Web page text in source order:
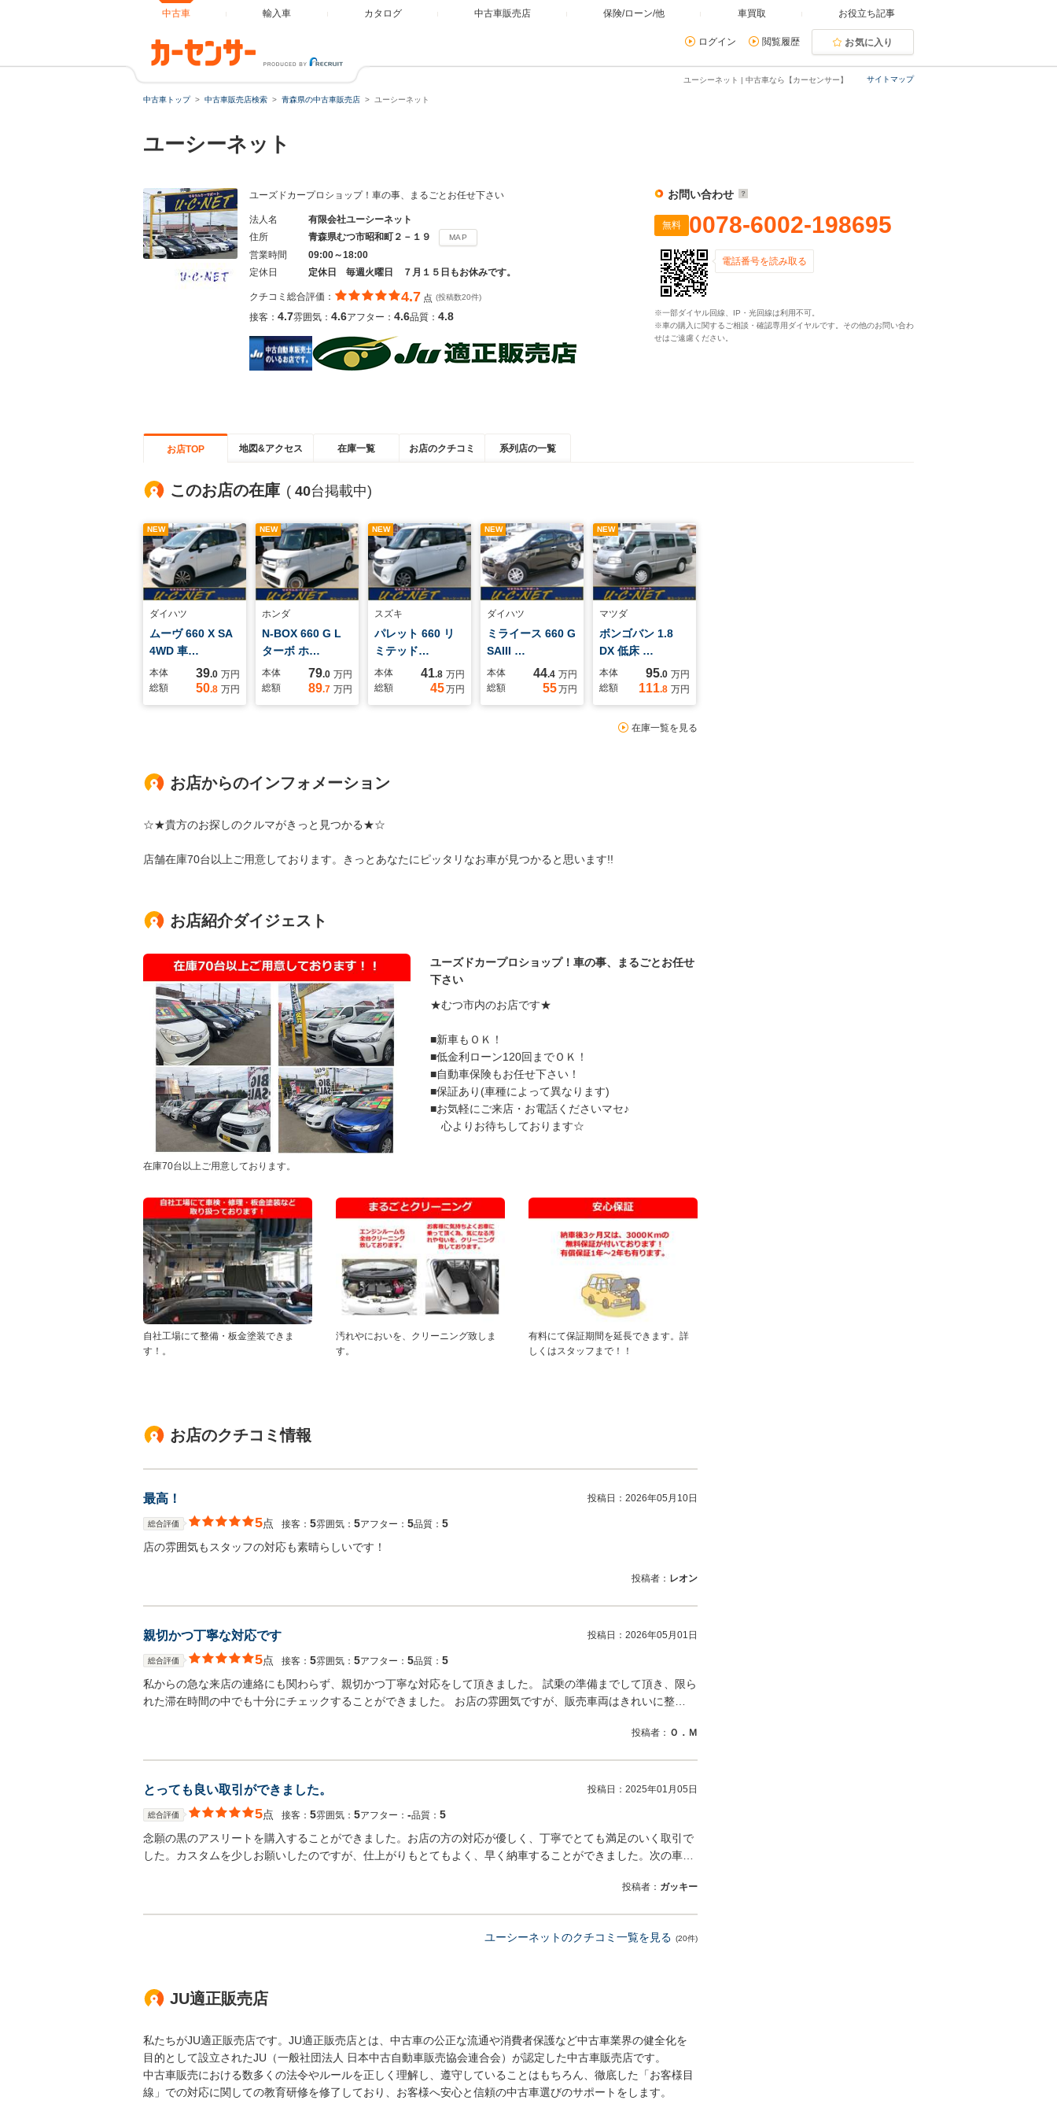
中古車 輸入車 カタログ 中古車販売店 保険/ローン/他 車買取 お役立ち記事
ログイン 閲覧履歴 お気に入り
サイトマップ
ユーシーネット | 中古車なら【カーセンサー】
中古車トップ 中古車販売店検索 青森県の中古車販売店 ユーシーネット
ユーシーネット
ユーズドカープロショップ！車の事、まるごとお任せ下さい
法人名
有限会社ユーシーネット
住所
青森県むつ市昭和町２－１９ MAP
営業時間
09:00～18:00
定休日
定休日 毎週火曜日 ７月１５日もお休みです。
クチコミ総合評価： 4.7 点 (投稿数20件)
接客： 4.7雰囲気： 4.6アフター： 4.6品質： 4.8
お問い合わせ
無料 0078-6002-198695
電話番号を読み取る
※一部ダイヤル回線、IP・光回線は利用不可。
※車の購入に関するご相談・確認専用ダイヤルです。その他のお問い合わ
せはご遠慮ください。
お店TOP 地図&アクセス 在庫一覧 お店のクチコミ 系列店の一覧
このお店の在庫 ( 40台掲載中)
NEW
ダイハツ
ムーヴ 660 X SA
4WD 車…
本体 39.0 万円
総額
50.8 万円
NEW
ホンダ
N-BOX 660 G L
ターボ ホ…
本体 79.0 万円
総額
89.7 万円
NEW
スズキ
パレット 660 リ
ミテッド…
本体 41.8 万円
総額
45万円
NEW
ダイハツ
ミライース 660 G
SAIII …
本体 44.4 万円
総額
55万円
NEW
マツダ
ボンゴバン 1.8
DX 低床 …
本体 95.0 万円
総額
111.8 万円
在庫一覧を見る
お店からのインフォメーション
☆★貴方のお探しのクルマがきっと見つかる★☆
店舗在庫70台以上ご用意しております。きっとあなたにピッタリなお車が見つかると思います!!
お店紹介ダイジェスト
在庫70台以上ご用意しております。
ユーズドカープロショップ！車の事、まるごとお任せ
下さい
★むつ市内のお店です★
■新車もＯＫ！
■低金利ローン120回までＯＫ！
■自動車保険もお任せ下さい！
■保証あり(車種によって異なります)
■お気軽にご来店・お電話くださいマセ♪
心よりお待ちしております☆
自社工場にて整備・板金塗装できま
す！。
汚れやにおいを、クリーニング致しま
す。
有料にて保証期間を延長できます。詳
しくはスタッフまで！！
お店のクチコミ情報
最高！ 投稿日： 2026年05月10日
総合評価 5点 接客： 5雰囲気： 5アフター： 5品質： 5
店の雰囲気もスタッフの対応も素晴らしいです！
投稿者： レオン
親切かつ丁寧な対応です 投稿日： 2026年05月01日
総合評価 5点 接客： 5雰囲気： 5アフター： 5品質： 5
私からの急な来店の連絡にも関わらず、親切かつ丁寧な対応をして頂きました。 試乗の準備までして頂き、限ら
れた滞在時間の中でも十分にチェックすることができました。 お店の雰囲気ですが、販売車両はきれいに整…
投稿者： Ｏ．Ｍ
とっても良い取引ができました。 投稿日： 2025年01月05日
総合評価 5点 接客： 5雰囲気： 5アフター： ‐品質： 5
念願の黒のアスリートを購入することができました。お店の方の対応が優しく、丁寧でとても満足のいく取引で
した。カスタムを少しお願いしたのですが、仕上がりもとてもよく、早く納車することができました。次の車…
投稿者： ガッキー
ユーシーネットのクチコミ一覧を見る (20件)
JU適正販売店
私たちがJU適正販売店です。JU適正販売店とは、中古車の公正な流通や消費者保護など中古車業界の健全化を
目的として設立されたJU（一般社団法人 日本中古自動車販売協会連合会）が認定した中古車販売店です。
中古車販売における数多くの法令やルールを正しく理解し、遵守していることはもちろん、徹底した「お客様目
線」での対応に関しての教育研修を修了しており、お客様へ安心と信頼の中古車選びのサポートをします。